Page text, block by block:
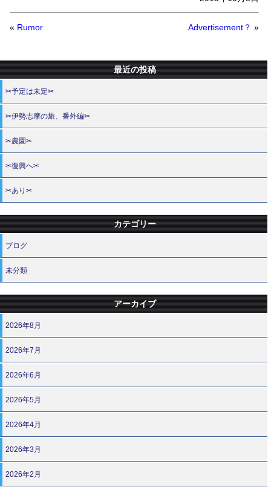
« Rumor Advertisement？ »
最近の投稿
✂予定は未定✂
✂伊勢志摩の旅、番外編✂
✂農園✂
✂復興へ✂
✂あり✂
カテゴリー
ブログ
未分類
アーカイブ
2026年8月
2026年7月
2026年6月
2026年5月
2026年4月
2026年3月
2026年2月